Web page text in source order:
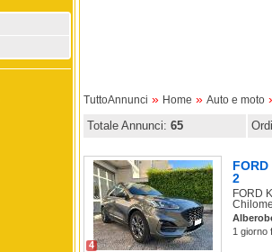
TuttoAnnunci » Home » Auto e moto
Totale Annunci: 65
4
2
FORD
1 giorno